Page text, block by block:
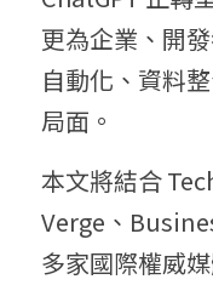
更為企業、開
自動化、資料
局面。
本文將結合
Verge、
多家國際權威